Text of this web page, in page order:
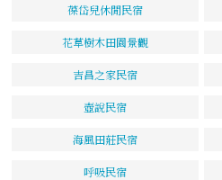
葆岱兒休閒民宿
花草樹木田園景觀
吉昌之家民宿
壺說民宿
海風田莊民宿
呼吸民宿